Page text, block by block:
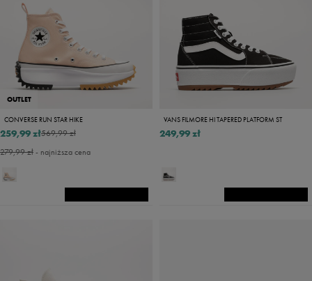
OUTLET
CONVERSE RUN STAR HIKE
569,99 zł
259,99 zł
279,99 zł- najniższa cena
VANS FILMORE HI TAPERED PLATFORM ST
249,99 zł